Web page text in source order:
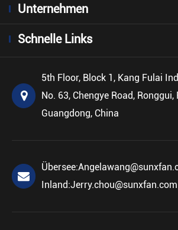
Unternehmen
Schnelle Links
5th Floor, Block 1, Kang Fulai
No. 63, Chengye Road, Ronggui,
Guangdong, China
Übersee:
Inland:Jerry.chou@sunxfan.com